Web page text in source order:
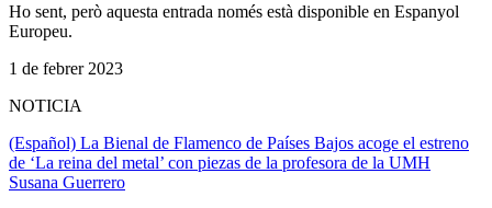
Ho sent, però aquesta entrada només està disponible en Espanyol
Europeu.
1 de febrer 2023
NOTICIA
(Español) La Bienal de Flamenco de Países Bajos acoge el estreno
de ‘La reina del metal’ con piezas de la profesora de la UMH
Susana Guerrero